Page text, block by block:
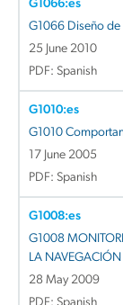
G1066:es
G1066 Diseño
25 June 2010
PDF: Spanish
G1010:es
G1010
17 June 2005
PDF: Spanish
G1008:es
G1008
LA NAVEGACIÓN
28 May 2009